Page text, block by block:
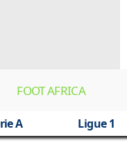
FOOT AFRICA
A Ligue 1